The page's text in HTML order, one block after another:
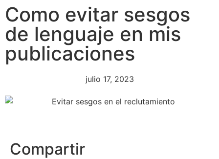
Como evitar sesgos
de lenguaje en mis
publicaciones
julio 17, 2023
Compartir